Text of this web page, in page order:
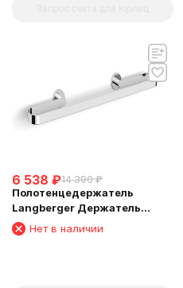
6 538 ₽14 390 ₽
Полотенцедержатель
Langberger Держатель
аксессуаров и полотенца 60
см 11004B
Нет в наличии